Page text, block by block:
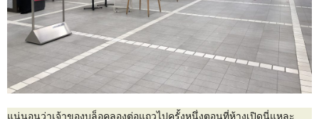
แน่นอนว่าเจ้าของบล็อคลองต่อแถวไปครั้งหนึ่งตอนที่ห้างเปิดนี่แหละ